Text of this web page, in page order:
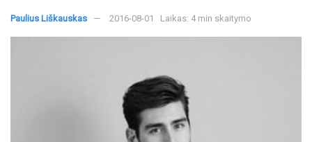
Paulius Liškauskas 2016-08-01 Laikas: 4 min skaitymo